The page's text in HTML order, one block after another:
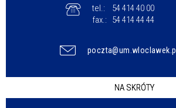
tel.:
54 414 40 00
fax.:
54 414 44 44
poczta@um.wloclawek.pl
NA SKRÓTY